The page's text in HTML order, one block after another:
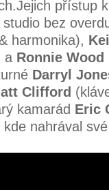
přístup
bez
harmonika),
a Ronnie Wood
Darryl
Clifford
kamarád Eric
nahrával